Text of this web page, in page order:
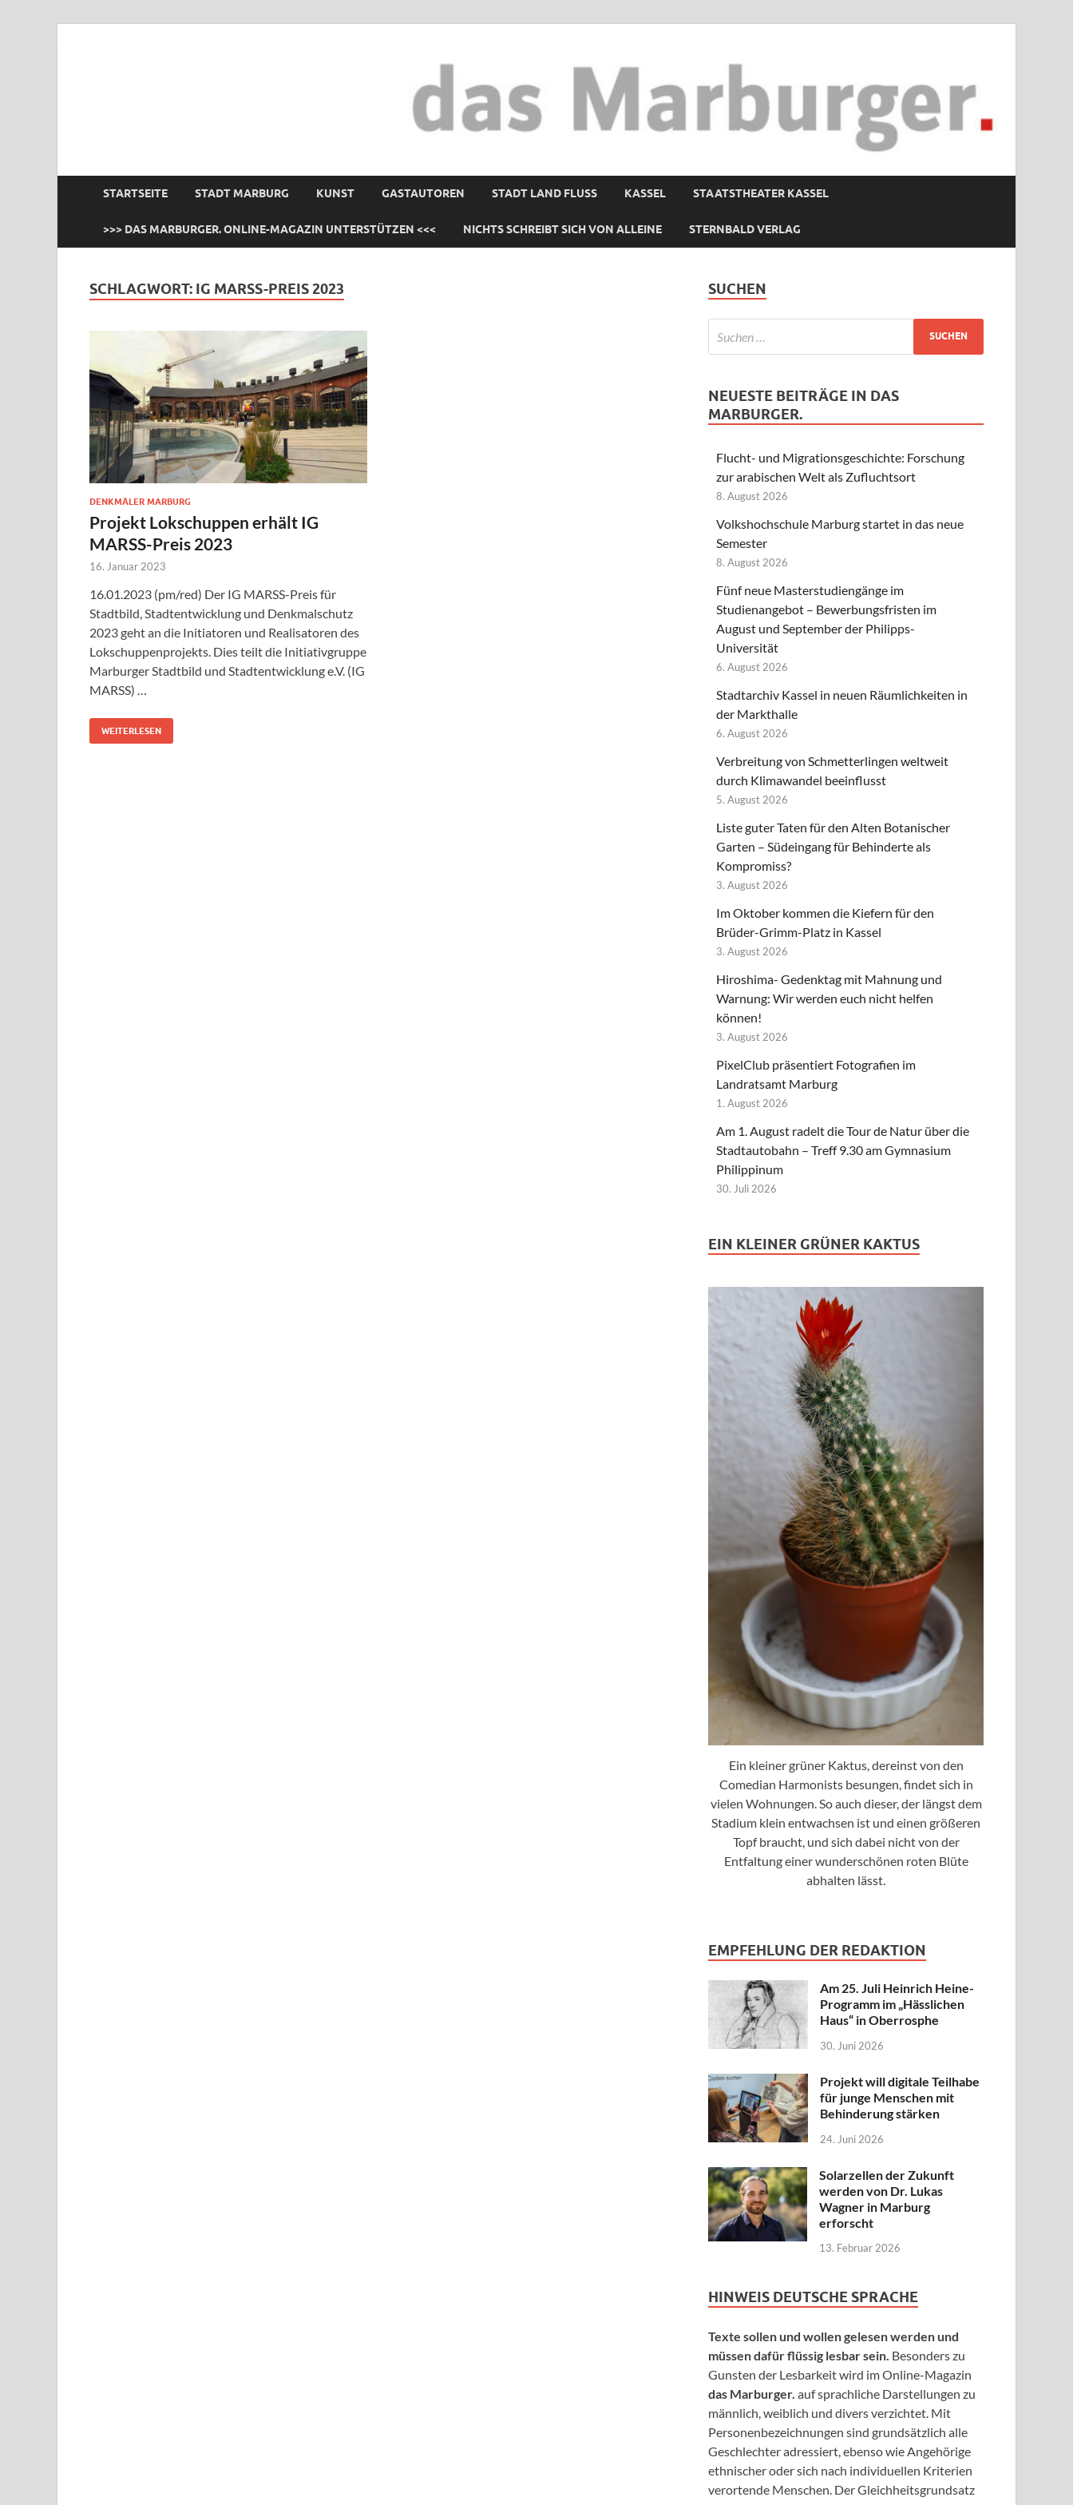
STARTSEITE STADT MARBURG KUNST GASTAUTOREN STADT LAND FLUSS KASSEL STAATSTHEATER KASSEL
>>> DAS MARBURGER. ONLINE-MAGAZIN UNTERSTÜTZEN <<< NICHTS SCHREIBT SICH VON ALLEINE STERNBALD VERLAG
SCHLAGWORT: IG MARSS-PREIS 2023
DENKMÄLER MARBURG
Projekt Lokschuppen erhält IG
MARSS-Preis 2023
16. Januar 2023
16.01.2023 (pm/red) Der IG MARSS-Preis für
Stadtbild, Stadtentwicklung und Denkmalschutz
2023 geht an die Initiatoren und Realisatoren des
Lokschuppenprojekts. Dies teilt die Initiativgruppe
Marburger Stadtbild und Stadtentwicklung e.V. (IG
MARSS) …
WEITERLESEN
SUCHEN
NEUESTE BEITRÄGE IN DAS
MARBURGER.
Flucht- und Migrationsgeschichte: Forschung
zur arabischen Welt als Zufluchtsort
8. August 2026
Volkshochschule Marburg startet in das neue
Semester
8. August 2026
Fünf neue Masterstudiengänge im
Studienangebot – Bewerbungsfristen im
August und September der Philipps-
Universität
6. August 2026
Stadtarchiv Kassel in neuen Räumlichkeiten in
der Markthalle
6. August 2026
Verbreitung von Schmetterlingen weltweit
durch Klimawandel beeinflusst
5. August 2026
Liste guter Taten für den Alten Botanischer
Garten – Südeingang für Behinderte als
Kompromiss?
3. August 2026
Im Oktober kommen die Kiefern für den
Brüder-Grimm-Platz in Kassel
3. August 2026
Hiroshima- Gedenktag mit Mahnung und
Warnung: Wir werden euch nicht helfen
können!
3. August 2026
PixelClub präsentiert Fotografien im
Landratsamt Marburg
1. August 2026
Am 1. August radelt die Tour de Natur über die
Stadtautobahn – Treff 9.30 am Gymnasium
Philippinum
30. Juli 2026
EIN KLEINER GRÜNER KAKTUS
Ein kleiner grüner Kaktus, dereinst von den
Comedian Harmonists besungen, findet sich in
vielen Wohnungen. So auch dieser, der längst dem
Stadium klein entwachsen ist und einen größeren
Topf braucht, und sich dabei nicht von der
Entfaltung einer wunderschönen roten Blüte
abhalten lässt.
EMPFEHLUNG DER REDAKTION
Am 25. Juli Heinrich Heine-
Programm im „Hässlichen
Haus“ in Oberrosphe
30. Juni 2026
Projekt will digitale Teilhabe
für junge Menschen mit
Behinderung stärken
24. Juni 2026
Solarzellen der Zukunft
werden von Dr. Lukas
Wagner in Marburg
erforscht
13. Februar 2026
HINWEIS DEUTSCHE SPRACHE
Texte sollen und wollen gelesen werden und
müssen dafür flüssig lesbar sein. Besonders zu
Gunsten der Lesbarkeit wird im Online-Magazin
das Marburger. auf sprachliche Darstellungen zu
männlich, weiblich und divers verzichtet. Mit
Personenbezeichnungen sind grundsätzlich alle
Geschlechter adressiert, ebenso wie Angehörige
ethnischer oder sich nach individuellen Kriterien
verortende Menschen. Der Gleichheitsgrundsatz